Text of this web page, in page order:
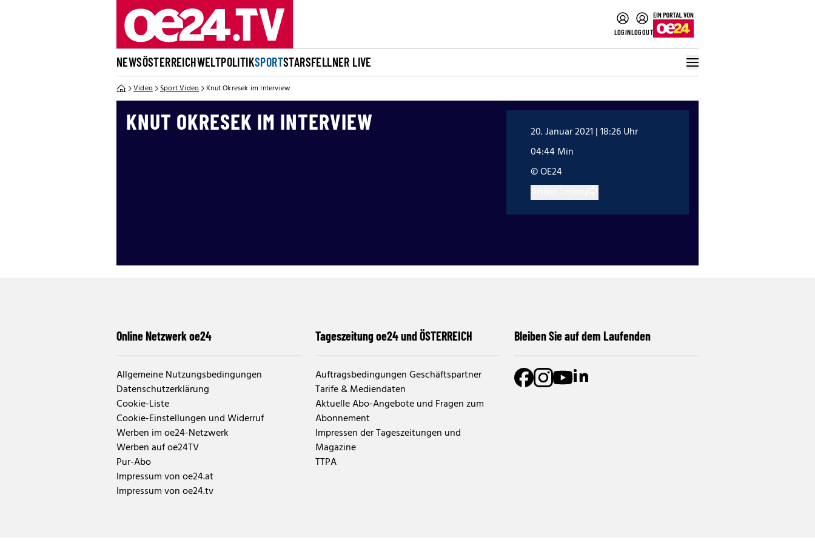
LOGINLOGOUT
NEWSÖSTERREICHWELTPOLITIKSPORTSTARSFELLNER LIVE
Video Sport Video Knut Okresek im Interview
KNUT OKRESEK IM INTERVIEW
20. Januar 2021 | 18:26 Uhr
04:44 Min
© OE24
Online Netzwerk oe24
Allgemeine Nutzungsbedingungen
Datenschutzerklärung
Cookie-Liste
Cookie-Einstellungen und Widerruf
Werben im oe24-Netzwerk
Werben auf oe24TV
Pur-Abo
Impressum von oe24.at
Impressum von oe24.tv
Tageszeitung oe24 und ÖSTERREICH
Auftragsbedingungen Geschäftspartner
Tarife & Mediendaten
Aktuelle Abo-Angebote und Fragen zum
Abonnement
Impressen der Tageszeitungen und
Magazine
TTPA
Bleiben Sie auf dem Laufenden